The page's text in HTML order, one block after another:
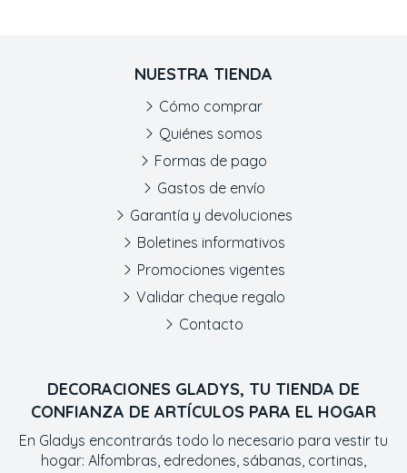
DECORACIONES GLADYS, TU TIENDA DE
CONFIANZA DE ARTÍCULOS PARA EL HOGAR
En Gladys encontrarás todo lo necesario para vestir tu
hogar: Alfombras, edredones, sábanas, cortinas,
NUESTRA TIENDA
Cómo comprar
Quiénes somos
Formas de pago
Gastos de envío
Garantía y devoluciones
Boletines informativos
Promociones vigentes
Validar cheque regalo
Contacto